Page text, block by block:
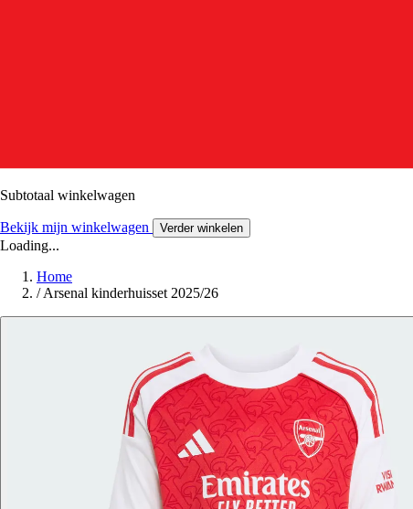
Subtotaal winkelwagen
Bekijk mijn winkelwagen Verder winkelen
Loading...
Home
/ Arsenal kinderhuisset 2025/26